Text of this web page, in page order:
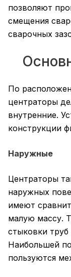
позволяют
смещения
сварочных
По
центраторы
внутренние.
конструкции
Наружные
Центраторы
наружных
имеют
малую массу.
стыковки
Наибольшей
пользуются